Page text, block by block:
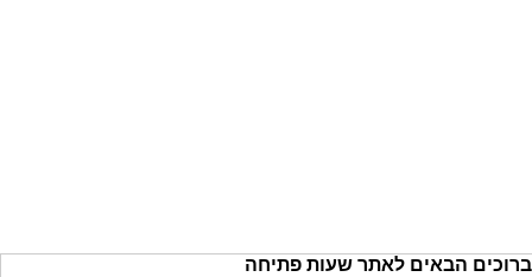
ברוכים הבאים לאתר שעות פתיחה